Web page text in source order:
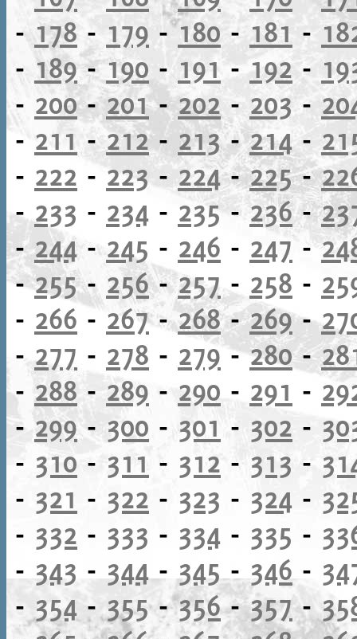
-178 -179 -180 - 181 -
- 189-190 - 191-192 -
- 200-201-202 - 203-
- 211 -212- 213-214-
- 222 -223 -224-225-
- 233 - 234 - 235-236-
-244-245 - 246 - 247-
-255- 256-257- 258 -
- 266 - 267-268-269-
-277 - 278 - 279-280-
- 288 -289 - 290 - 291 -
-299-300 - 301 - 302 -
- 310 - 311 - 312 - 313 -
- 321 - 322 - 323 - 324 -
- 332 - 333 - 334 - 335 -
- 343 -344-345-346-
- 354 - 355-356-357-